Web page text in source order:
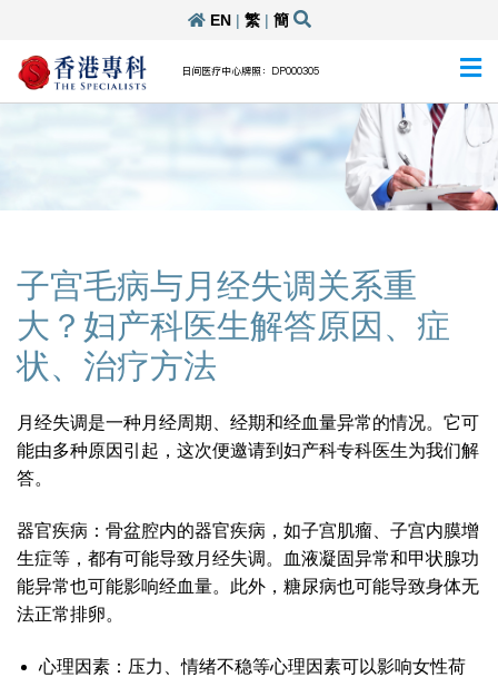
EN| 繁| 簡
日间医疗中心牌照：DP000305
子宫毛病与月经失调关系重
大？妇产科医生解答原因、症
状、治疗方法
月经失调是一种月经周期、经期和经血量异常的情况。它可
能由多种原因引起，这次便邀请到妇产科专科医生为我们解
答。
器官疾病：骨盆腔内的器官疾病，如子宫肌瘤、子宫内膜增
生症等，都有可能导致月经失调。血液凝固异常和甲状腺功
能异常也可能影响经血量。此外，糖尿病也可能导致身体无
法正常排卵。
心理因素：压力、情绪不稳等心理因素可以影响女性荷